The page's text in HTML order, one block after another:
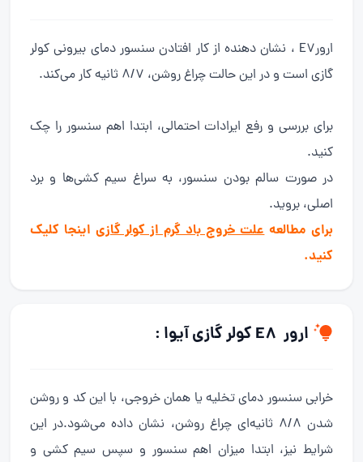
ارورE7 ، نشان دهنده از کار افتادن سنسور دمای بیرونی کولر
گازی است و در این حالت چراغ روشن، 8/7 ثانیه کار می‌کند.
برای بررسی و رفع ایرادات احتمالی، ابتدا اهم سنسور را چک
کنید.
در صورت سالم بودن سنسور، به سراغ سیم کشی‌ها و برد
اصلی، بروید.
برای مطالعهعلت خروج باد گرم از کولر گازی اینجا کلیک
کنید.
ارور E8 کولر گازی آیوا :
خرابی سنسور دمای تخلیه یا همان خروجی، با این کد و روشن
شدن 8/8 ثانیه‌ای چراغ روشن، نشان داده می‌شود.در این
شرایط نیز، ابتدا میزان اهم سنسور و سپس سیم کشی و